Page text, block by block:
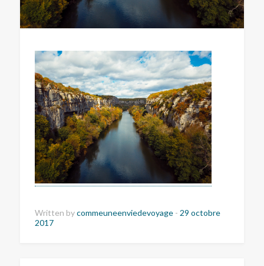
Written bycommeuneenviedevoyage - 29 octobre
2017